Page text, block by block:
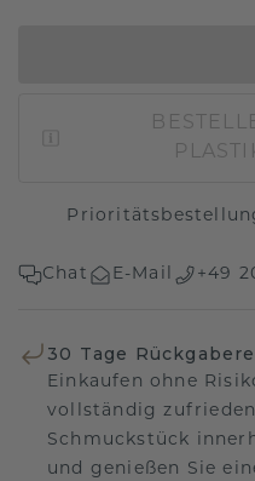
Chat E-Mail +49
30 Tage
Einkaufen ohne
vollständig
Schmuckstück
und genießen Sie